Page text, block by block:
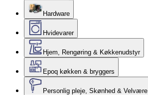
Hardware
Hvidevarer
Hjem, Rengøring & Køkkenudstyr
Epoq køkken & bryggers
Personlig pleje, Skønhed & Velvære